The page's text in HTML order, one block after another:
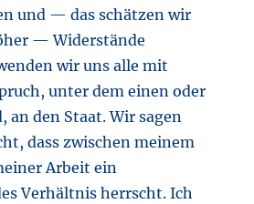
und — das schätzen wir
— Widerstände
wir uns alle mit
unter dem einen oder
an den Staat. Wir sagen
dass zwischen meinem
Arbeit ein
Verhältnis herrscht. Ich